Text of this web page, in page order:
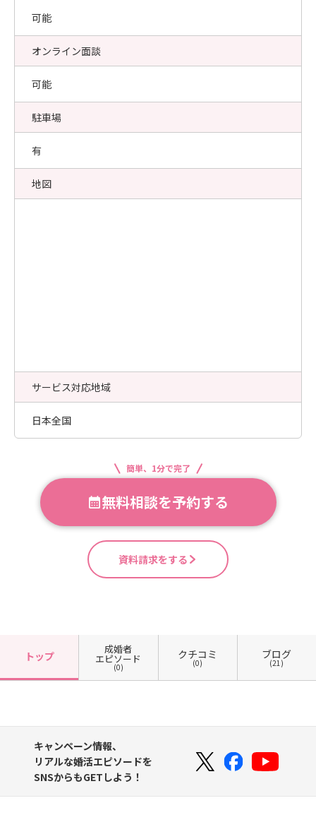
可能
オンライン面談
可能
駐車場
有
地図
サービス対応地域
日本全国
簡単、1分で完了
無料相談を予約する
資料請求をする
トップ
成婚者
エピソード
(0)
クチコミ
(0)
ブログ
(21)
キャンペーン情報、
リアルな婚活エピソードを
SNSからもGETしよう！